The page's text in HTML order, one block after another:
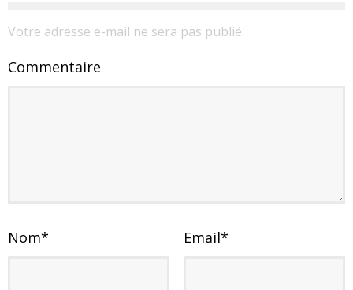
Votre adresse e-mail ne sera pas publié.
Commentaire
Nom* Email*